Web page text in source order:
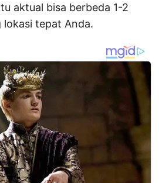
aktual bisa berbeda 1-2
tepat Anda.